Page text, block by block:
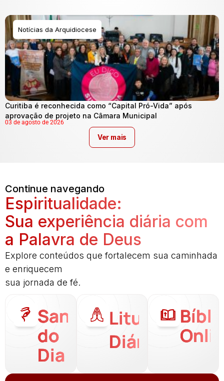
Notícias da Arquidiocese
Curitiba é reconhecida como “Capital Pró-Vida” após
aprovação de projeto na Câmara Municipal
03 de agosto de 2026
Ver mais
Continue navegando
Espiritualidade:
Sua experiência diária com
a Palavra de Deus
Explore conteúdos que fortalecem sua caminhada
e enriquecem
sua jornada de fé.
Santo
do
Dia
Liturgia
Diária